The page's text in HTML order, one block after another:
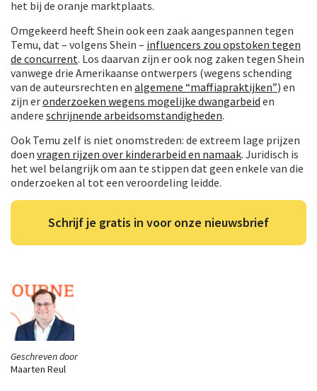
Geschreven door
Maarten Reul
het bij de oranje marktplaats.
Omgekeerd heeft Shein ook een zaak aangespannen tegen
Temu, dat – volgens Shein – influencers zou opstoken tegen
de concurrent. Los daarvan zijn er ook nog zaken tegen Shein
vanwege drie Amerikaanse ontwerpers (wegens schending
van de auteursrechten en algemene “maffiapraktijken”) en
zijn eronderzoeken wegens mogelijke dwangarbeid en
andere schrijnende arbeidsomstandigheden.
Ook Temu zelf is niet onomstreden: de extreem lage prijzen
doen vragen rijzen over kinderarbeid en namaak. Juridisch is
het wel belangrijk om aan te stippen dat geen enkele van die
onderzoeken al tot een veroordeling leidde.
Schrijf je gratis in voor onze nieuwsbrief